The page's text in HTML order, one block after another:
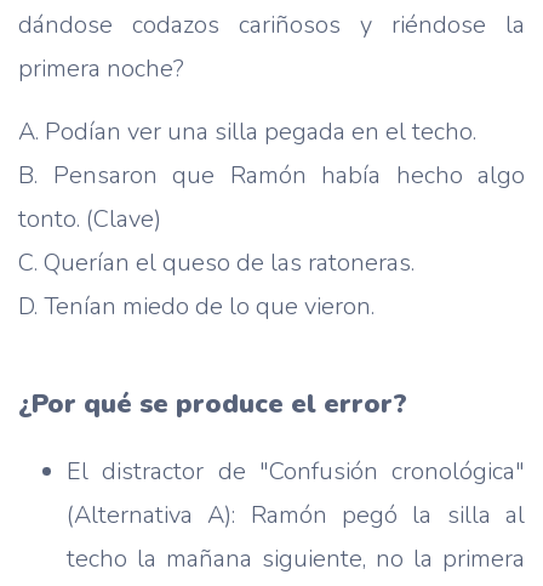
dándose codazos cariñosos y riéndose la
primera noche?
A. Podían ver una silla pegada en el techo.
B. Pensaron que Ramón había hecho algo
tonto. (Clave)
C. Querían el queso de las ratoneras.
D. Tenían miedo de lo que vieron.
¿Por qué se produce el error?
El distractor de "Confusión cronológica"
(Alternativa A): Ramón pegó la silla al
techo la mañana siguiente, no la primera